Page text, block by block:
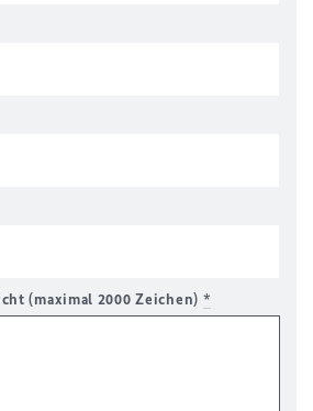
(maximal 2000 Zeichen) *